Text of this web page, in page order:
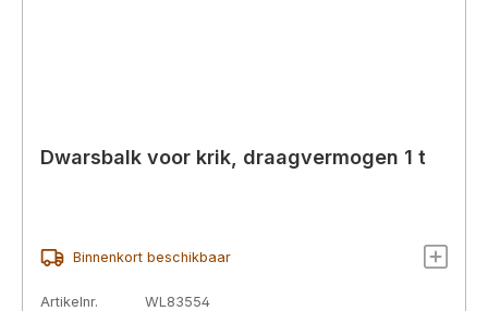
Dwarsbalk voor krik, draagvermogen 1 t
Binnenkort beschikbaar
Artikelnr.
WL83554